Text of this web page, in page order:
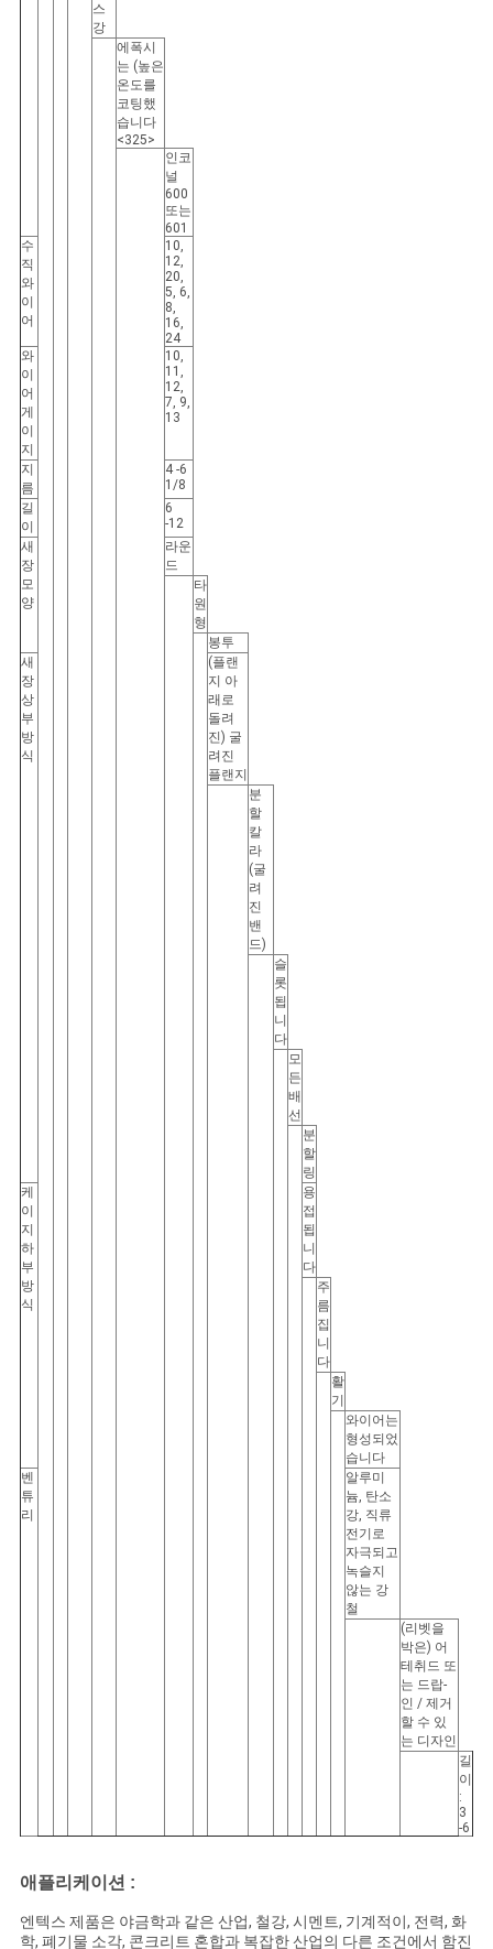
스
강
에폭시
는 (높은
온도를
코팅했
습니다
<325>
인코
널
600
또는
601
수
직
와
이
어
10,
12,
20,
5, 6,
8,
16,
24
와
이
어
게
이
지
10,
11,
12,
7, 9,
13
지
름
4 -6
1/8
길
이
6
-12
새
장
모
양
라운
드
타
원
형
봉투
새
장
상
부
방
식
(플랜
지 아
래로
돌려
진) 굴
려진
플랜지
분
할
칼
라
(굴
려
진
밴
드)
슬
롯
됩
니
다
모
든
배
선
분
할
링
케
이
지
하
부
방
식
용
접
됩
니
다
주
름
집
니
다
활
기
와이어는
형성되었
습니다
벤
튜
리
알루미
늄, 탄소
강, 직류
전기로
자극되고
녹슬지
않는 강
철
(리벳을
박은) 어
테취드 또
는 드랍-
인 / 제거
할 수 있
는 디자인
길
이
:
3
-6
애플리케이션 :
엔텍스 제품은 야금학과 같은 산업, 철강, 시멘트, 기계적이, 전력, 화
학, 폐기물 소각, 콘크리트 혼합과 복잡한 산업의 다른 조건에서 함진